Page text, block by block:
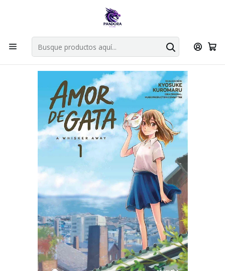
Por compras en cartas singles superiores a 49.990 el envio es
Explorar singles
Inicio Mangas Bunkoban AMOR DE GATA 01